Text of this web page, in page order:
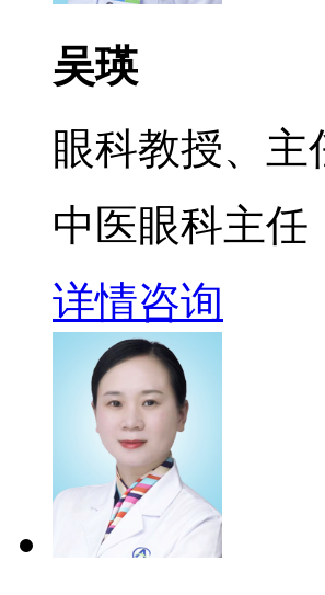
吴瑛
眼科教授、主
中医眼科主任
详情咨询